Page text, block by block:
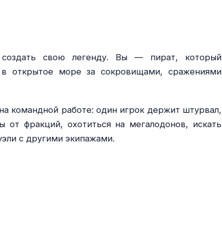
свою легенду. Вы — пират, который
в открытое море за сокровищами, сражениями
командной работе: один игрок держит штурвал,
фракций, охотиться на мегалодонов, искать
с другими экипажами.